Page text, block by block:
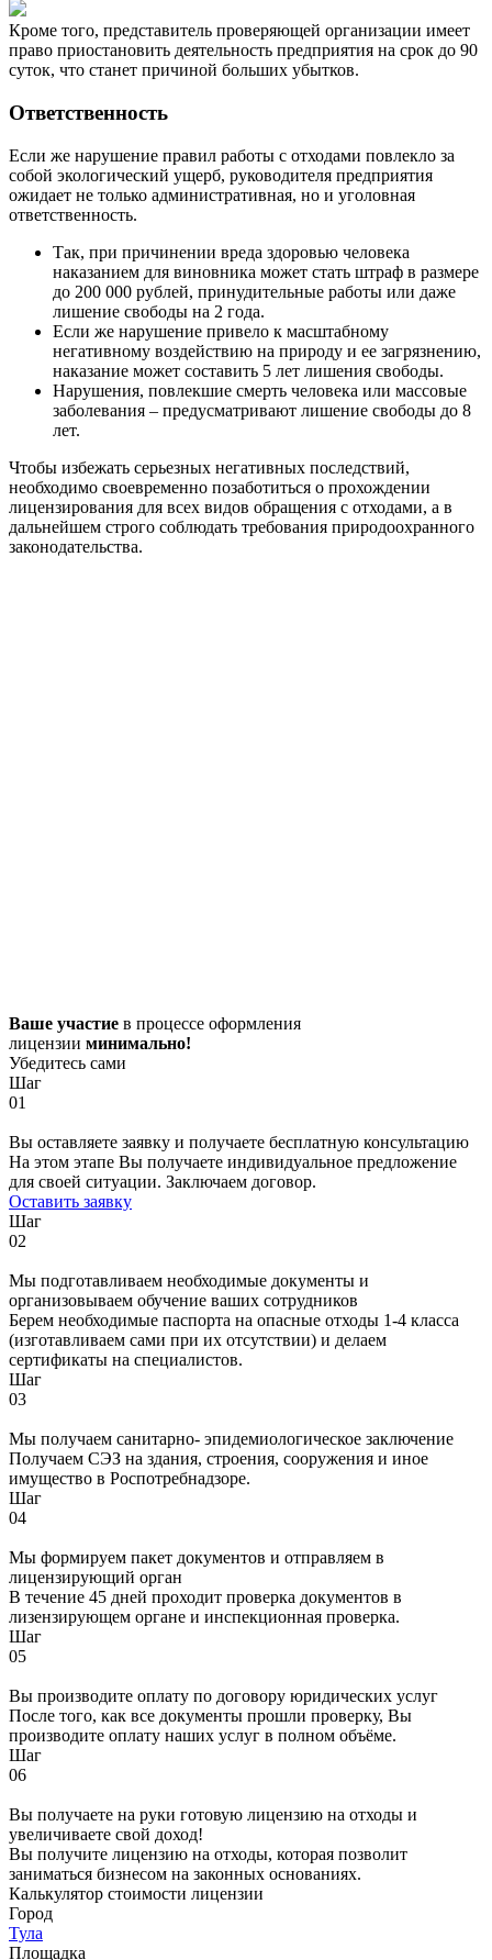
Кроме того, представитель проверяющей организации имеет
право приостановить деятельность предприятия на срок до 90
суток, что станет причиной больших убытков.
Ответственность
Если же нарушение правил работы с отходами повлекло за
собой экологический ущерб, руководителя предприятия
ожидает не только административная, но и уголовная
ответственность.
Так, при причинении вреда здоровью человека
наказанием для виновника может стать штраф в размере
до 200 000 рублей, принудительные работы или даже
лишение свободы на 2 года.
Если же нарушение привело к масштабному
негативному воздействию на природу и ее загрязнению,
наказание может составить 5 лет лишения свободы.
Нарушения, повлекшие смерть человека или массовые
заболевания – предусматривают лишение свободы до 8
лет.
Чтобы избежать серьезных негативных последствий,
необходимо своевременно позаботиться о прохождении
лицензирования для всех видов обращения с отходами, а в
дальнейшем строго соблюдать требования природоохранного
законодательства.
Ваше участие в процессе оформления
лицензии минимально!
Убедитесь сами
Шаг
01
Вы оставляете заявку и получаете бесплатную консультацию
На этом этапе Вы получаете индивидуальное предложение
для своей ситуации. Заключаем договор.
Оставить заявку
Шаг
02
Мы подготавливаем необходимые документы и
организовываем обучение ваших сотрудников
Берем необходимые паспорта на опасные отходы 1-4 класса
(изготавливаем сами при их отсутствии) и делаем
сертификаты на специалистов.
Шаг
03
Мы получаем санитарно- эпидемиологическое заключение
Получаем СЭЗ на здания, строения, сооружения и иное
имущество в Роспотребнадзоре.
Шаг
04
Мы формируем пакет документов и отправляем в
лицензирующий орган
В течение 45 дней проходит проверка документов в
лизензирующем органе и инспекционная проверка.
Шаг
05
Вы производите оплату по договору юридических услуг
После того, как все документы прошли проверку, Вы
производите оплату наших услуг в полном объёме.
Шаг
06
Вы получаете на руки готовую лицензию на отходы и
увеличиваете свой доход!
Вы получите лицензию на отходы, которая позволит
заниматься бизнесом на законных основаниях.
Калькулятор стоимости лицензии
Город
Тула
Площадка